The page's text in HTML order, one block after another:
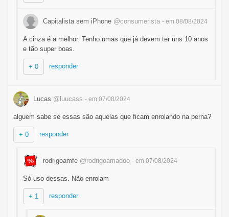
Capitalista sem iPhone @consumerista - em 08/08/2024
A cinza é a melhor. Tenho umas que já devem ter uns 10 anos
e tão super boas.
+ 0 responder
Lucas @luucass - em 07/08/2024
alguem sabe se essas são aquelas que ficam enrolando na perna?
+ 0 responder
rodrigoamfe @rodrigoamadoo - em 07/08/2024
Só uso dessas. Não enrolam
+ 1 responder